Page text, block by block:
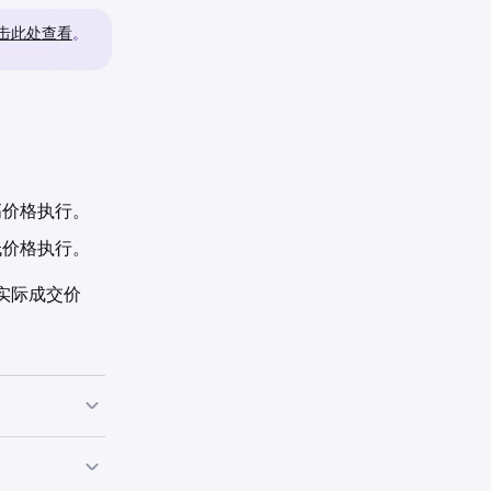
此处查看。
格执行。
格执行。
际成交价